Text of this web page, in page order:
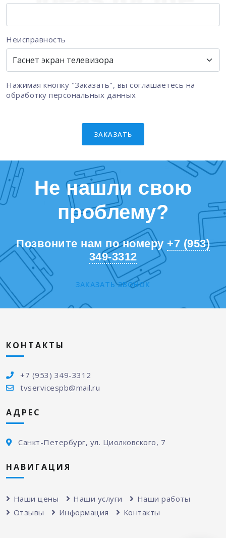
Неисправность
Нажимая кнопку "Заказать", вы соглашаетесь на
обработку персональных данных
ЗАКАЗАТЬ
Не нашли свою
проблему?
Позвоните нам по номеру +7 (953)
349-3312
ЗАКАЗАТЬ ЗВОНОК
КОНТАКТЫ
+7 (953) 349-3312
tvservicespb@mail.ru
АДРЕС
Санкт-Петербург, ул. Циолковского, 7
НАВИГАЦИЯ
Наши цены Наши услуги
Наши работы
Отзывы
Информация Контакты